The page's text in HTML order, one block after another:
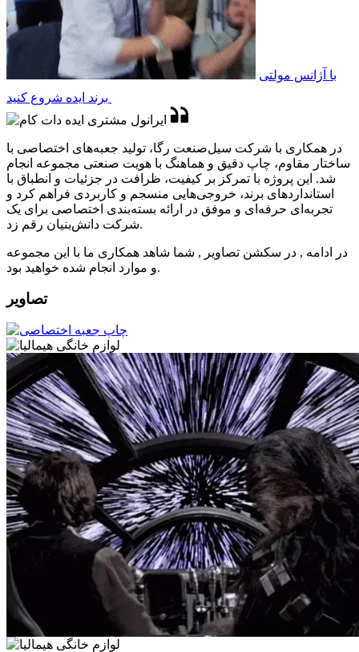
با آژانس مولتی
در همکاری با شرکت سیل‌صنعت رگا، تولید جعبه‌های اختصاصی با
ساختار مقاوم، چاپ دقیق و هماهنگ با هویت صنعتی مجموعه انجام
شد. این پروژه با تمرکز بر کیفیت، ظرافت در جزئیات و انطباق با
استانداردهای برند، خروجی‌هایی منسجم و کاربردی فراهم کرد و
تجربه‌ای حرفه‌ای و موفق در ارائه بسته‌بندی اختصاصی برای یک
شرکت دانش‌بنیان رقم زد.
در ادامه , در سکشن تصاویر , شما شاهد همکاری ما با این مجموعه
و موارد انجام شده خواهید بود.
تصاویر